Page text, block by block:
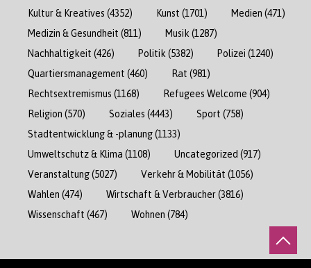
Kultur & Kreatives (4352) Kunst (1701) Medien (471)
Medizin & Gesundheit (811) Musik (1287)
Nachhaltigkeit (426) Politik (5382) Polizei (1240)
Quartiersmanagement (460) Rat (981)
Rechtsextremismus (1168) Refugees Welcome (904)
Religion (570) Soziales (4443) Sport (758)
Stadtentwicklung & -planung(1133)
Umweltschutz & Klima (1108) Uncategorized (917)
Veranstaltung(5027) Verkehr & Mobilität (1056)
Wahlen (474) Wirtschaft & Verbraucher(3816)
Wissenschaft (467) Wohnen (784)